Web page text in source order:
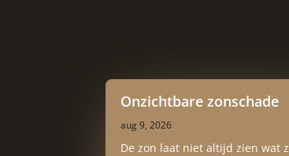
Onzichtbare zonschade
aug 9, 2026
De zon laat niet altijd zien wat